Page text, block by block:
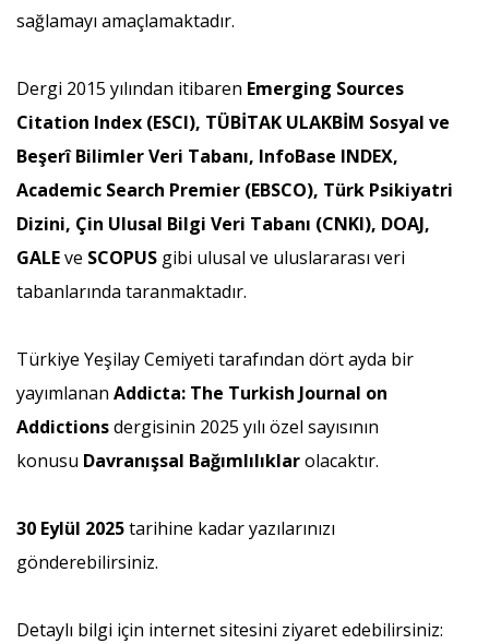
sağlamayı amaçlamaktadır.
Dergi 2015 yılından itibaren Emerging Sources
Citation Index (ESCI), TÜBİTAK ULAKBİM Sosyal ve
Beşerî Bilimler Veri Tabanı, InfoBase INDEX,
Academic Search Premier (EBSCO), Türk Psikiyatri
Dizini, Çin Ulusal Bilgi Veri Tabanı (CNKI), DOAJ,
GALEve SCOPUS gibi ulusal ve uluslararası veri
tabanlarında taranmaktadır.
Türkiye Yeşilay Cemiyeti tarafından dört ayda bir
yayımlanan Addicta: The Turkish Journal on
Addictionsdergisinin 2025 yılı özel sayısının
konusu Davranışsal Bağımlılıklarolacaktır.
30 Eylül 2025tarihine kadar yazılarınızı
gönderebilirsiniz.
Detaylı bilgi için internet sitesini ziyaret edebilirsiniz: